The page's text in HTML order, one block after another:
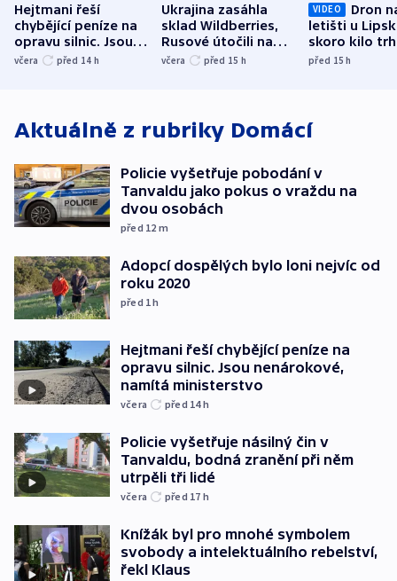
Hejtmani řeší
chybějící peníze na
opravu silnic. Jsou
nenárokové, namítá
včera před 14 h
Ukrajina zasáhla
sklad Wildberries,
Rusové útočili na
trh, hasiče či
včera před 15 h
VIDEO
Dron
letišti u
skoro kilo
indicie
před 15h
Aktuálně z rubriky Domácí
Policie vyšetřuje pobodání v
Tanvaldu jako pokus o vraždu na
dvou osobách
před 12 m
Adopcí dospělých bylo loni nejvíc od
roku 2020
před 1h
Hejtmani řeší chybějící peníze na
opravu silnic. Jsou nenárokové,
namítá ministerstvo
včera před 14h
Policie vyšetřuje násilný čin v
Tanvaldu, bodná zranění při něm
utrpěli tři lidé
včera před 17 h
Knížák byl pro mnohé symbolem
svobody a intelektuálního rebelství,
řekl Klaus